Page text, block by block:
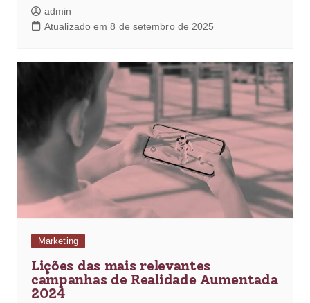
admin
Atualizado em 8 de setembro de 2025
Marketing
Lições das mais relevantes
campanhas de Realidade Aumentada
2024